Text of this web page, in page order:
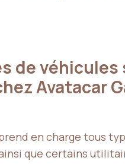
de véhicules
Avatacar
en charge tous
que certains